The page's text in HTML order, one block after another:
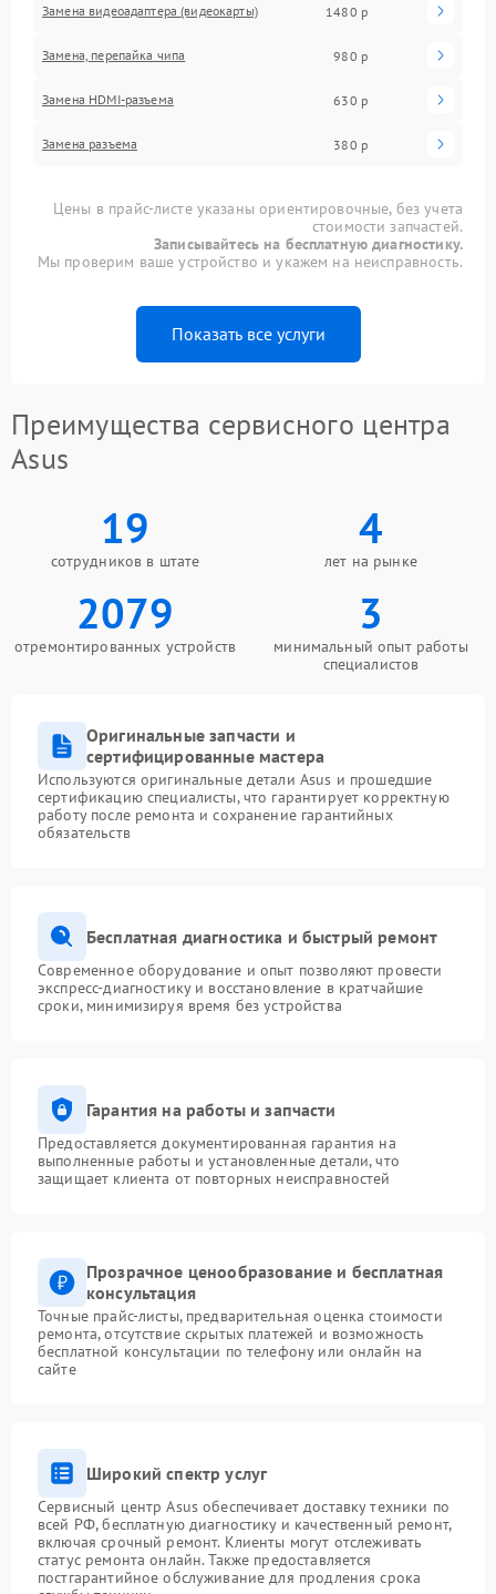
Замена видеоадаптера (видеокарты) 1480 р
Замена, перепайка чипа 980 р
Замена HDMI-разъема 630 р
Замена разъема 380 р
Цены в прайс-листе указаны ориентировочные, без учета
стоимости запчастей.
Записывайтесь на бесплатную диагностику.
Мы проверим ваше устройство и укажем на неисправность.
Показать все услуги
Преимущества сервисного центра
Asus
19
сотрудников в штате
4
лет на рынке
2079
отремонтированных устройств
3
минимальный опыт работы
специалистов
Оригинальные запчасти и
сертифицированные мастера
Используются оригинальные детали Asus и прошедшие
сертификацию специалисты, что гарантирует корректную
работу после ремонта и сохранение гарантийных
обязательств
Бесплатная диагностика и быстрый ремонт
Современное оборудование и опыт позволяют провести
экспресс-диагностику и восстановление в кратчайшие
сроки, минимизируя время без устройства
Гарантия на работы и запчасти
Предоставляется документированная гарантия на
выполненные работы и установленные детали, что
защищает клиента от повторных неисправностей
Прозрачное ценообразование и бесплатная
консультация
Точные прайс-листы, предварительная оценка стоимости
ремонта, отсутствие скрытых платежей и возможность
бесплатной консультации по телефону или онлайн на
сайте
Широкий спектр услуг
Сервисный центр Asus обеспечивает доставку техники по
всей РФ, бесплатную диагностику и качественный ремонт,
включая срочный ремонт. Клиенты могут отслеживать
статус ремонта онлайн. Также предоставляется
постгарантийное обслуживание для продления срока